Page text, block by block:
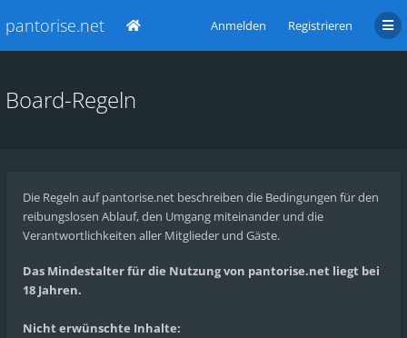
pantorise.net Anmelden Registrieren
Board-Regeln
Die Regeln auf pantorise.net beschreiben die Bedingungen für den
reibungslosen Ablauf, den Umgang miteinander und die
Verantwortlichkeiten aller Mitglieder und Gäste.
Das Mindestalter für die Nutzung von pantorise.net liegt bei
18 Jahren.
Nicht erwünschte Inhalte: